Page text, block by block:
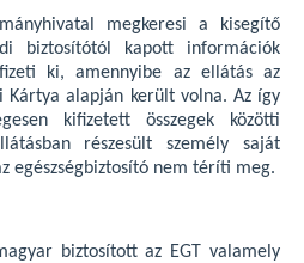
megkeresi a kisegítő
biztosítótól kapott információk
ki, amennyibe az ellátás az
Kártya alapján került volna. Az így
kifizetett összegek közötti
részesült személy saját
egészségbiztosító nem téríti meg.
biztosított az EGT valamely